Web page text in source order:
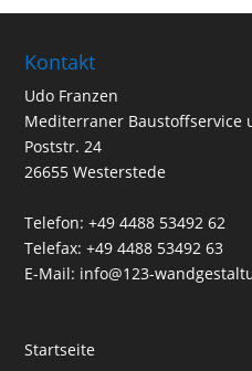
Kontakt
Udo Franzen
Mediterraner Baustoffservice
Poststr. 24
26655 Westerstede
Telefon: +49 4488 53492 62
Telefax: +49 4488 53492 63
E-Mail: info@123-
Startseite